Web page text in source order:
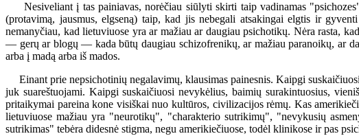
Nesiveliant į tas painiavas, norėčiau siūlyti skirti taip vadinamas
(protavimą, jausmus, elgseną) taip, kad jis nebegali atsakingai elgtis ir
nemanyčiau, kad lietuviuose yra ar mažiau ar daugiau psichotikų. Nėra rasta,
— gerų ar blogų — kada būtų daugiau schizofrenikų, ar mažiau paranoikų, ar
arba į madą arba iš mados.
Einant prie nepsichotinių negalavimų, klausimas painesnis. Kaipgi
juk suareštuojami. Kaipgi suskaičiuosi nevykėlius, baimių surakintuosius,
pritaikymai pareina kone visiškai nuo kultūros, civilizacijos rėmų. Kas
lietuviuose mažiau yra "neurotikų", "charakterio sutrikimų", "nevykusių
sutrikimas" tebėra didesnė stigma, negu amerikiečiuose, todėl klinikose ir pas